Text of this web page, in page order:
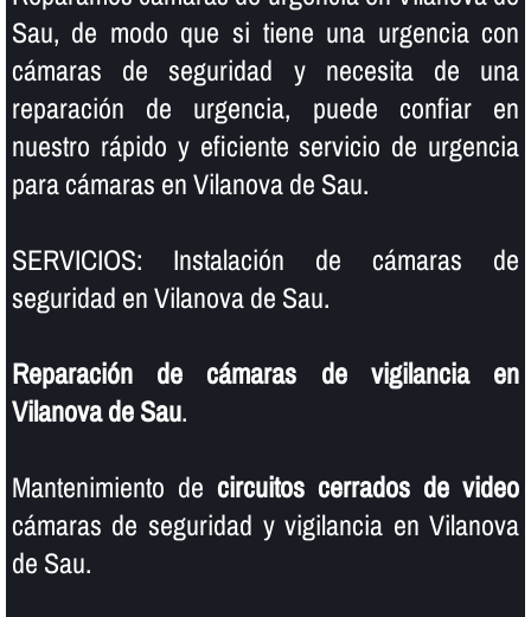
Sau, de modo que si tiene una urgencia con
cámaras de seguridad y necesita de una
reparación de urgencia, puede confiar en
nuestro rápido y eficiente servicio de urgencia
para cámaras en Vilanova de Sau.
SERVICIOS: Instalación de cámaras de
seguridad en Vilanova de Sau.
Reparación de cámaras de vigilancia en
Vilanova de Sau.
Mantenimiento de circuitos cerrados de video
cámaras de seguridad y vigilancia en Vilanova
de Sau.